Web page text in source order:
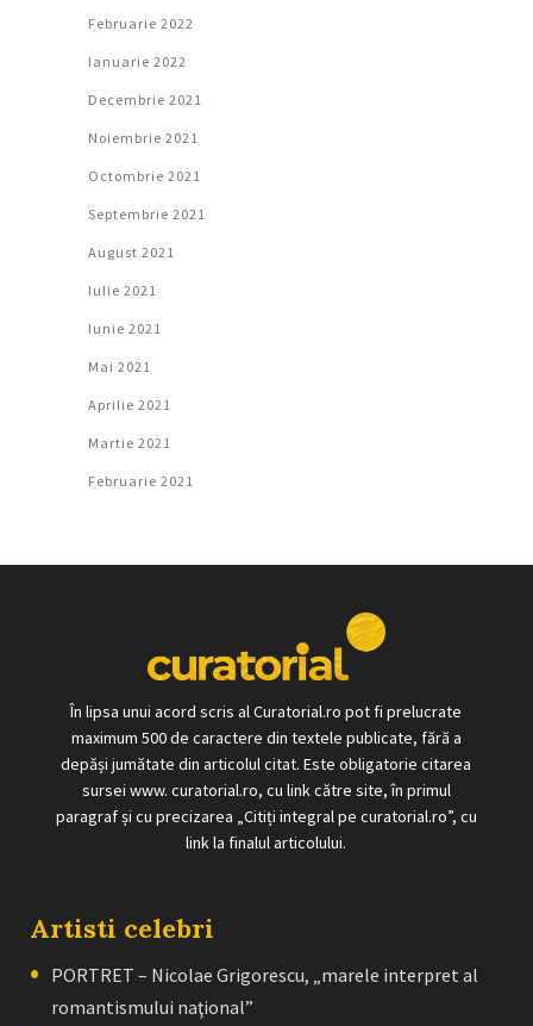
Februarie 2022
Ianuarie 2022
Decembrie 2021
Noiembrie 2021
Octombrie 2021
Septembrie 2021
August 2021
Iulie 2021
Iunie 2021
Mai 2021
Aprilie 2021
Martie 2021
Februarie 2021
În lipsa unui acord scris al Curatorial.ro pot fi prelucrate
maximum 500 de caractere din textele publicate, fără a
depăși jumătate din articolul citat. Este obligatorie citarea
sursei www. curatorial.ro, cu link către site, în primul
paragraf și cu precizarea „Citiți integral pe curatorial.ro”, cu
link la finalul articolului.
Artisti celebri
PORTRET – Nicolae Grigorescu, „marele interpret al
romantismului naţional”